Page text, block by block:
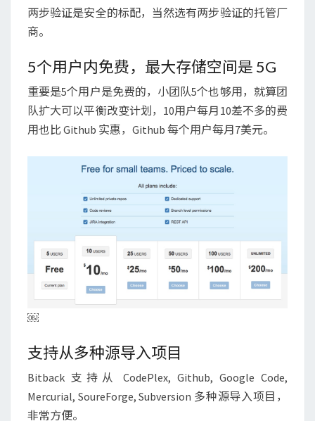
两步验证是安全的标配，当然选有两步验证的托管厂
商。
5个用户内免费，最大存储空间是 5G
重要是5个用户是免费的，小团队5个也够用，就算团
队扩大可以平衡改变计划，10用户每月10差不多的费
用也比 Github 实惠，Github 每个用户每月7美元。
￼
支持从多种源导入项目
Bitback 支持从 CodePlex, Github, Google Code,
Mercurial, SoureForge, Subversion 多种源导入项目，
非常方便。